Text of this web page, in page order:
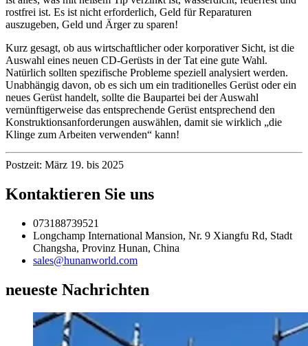
rostfrei ist. Es ist nicht erforderlich, Geld für Reparaturen
auszugeben, Geld und Ärger zu sparen!
Kurz gesagt, ob aus wirtschaftlicher oder korporativer Sicht, ist die
Auswahl eines neuen CD-Gerüsts in der Tat eine gute Wahl.
Natürlich sollten spezifische Probleme speziell analysiert werden.
Unabhängig davon, ob es sich um ein traditionelles Gerüst oder ein
neues Gerüst handelt, sollte die Baupartei bei der Auswahl
vernünftigerweise das entsprechende Gerüst entsprechend den
Konstruktionsanforderungen auswählen, damit sie wirklich „die
Klinge zum Arbeiten verwenden“ kann!
Postzeit: März 19. bis 2025
Kontaktieren Sie uns
073188739521
Longchamp International Mansion, Nr. 9 Xiangfu Rd, Stadt
Changsha, Provinz Hunan, China
sales@hunanworld.com
neueste Nachrichten